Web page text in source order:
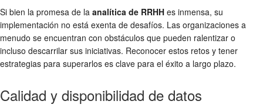
Si bien la promesa de la analítica de RRHH es inmensa, su
implementación no está exenta de desafíos. Las organizaciones a
menudo se encuentran con obstáculos que pueden ralentizar o
incluso descarrilar sus iniciativas. Reconocer estos retos y tener
estrategias para superarlos es clave para el éxito a largo plazo.
Calidad y disponibilidad de datos